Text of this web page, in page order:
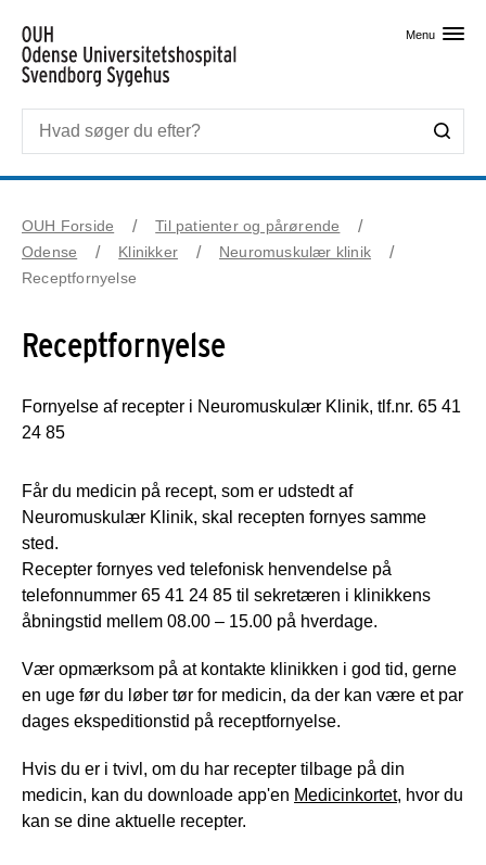
Menu
OUH Forside
Til patienter og pårørende
Odense
Klinikker
Neuromuskulær klinik
Receptfornyelse
Receptfornyelse
Fornyelse af recepter i Neuromuskulær Klinik, tlf.nr. 65 41
24 85
Får du medicin på recept, som er udstedt af
Neuromuskulær Klinik, skal recepten fornyes samme
sted.
Recepter fornyes ved telefonisk henvendelse på
telefonnummer 65 41 24 85 til sekretæren i klinikkens
åbningstid mellem 08.00 – 15.00 på hverdage.
Vær opmærksom på at kontakte klinikken i god tid, gerne
en uge før du løber tør for medicin, da der kan være et par
dages ekspeditionstid på receptfornyelse.
Hvis du er i tvivl, om du har recepter tilbage på din
medicin, kan du downloade app'en Medicinkortet, hvor du
kan se dine aktuelle recepter.